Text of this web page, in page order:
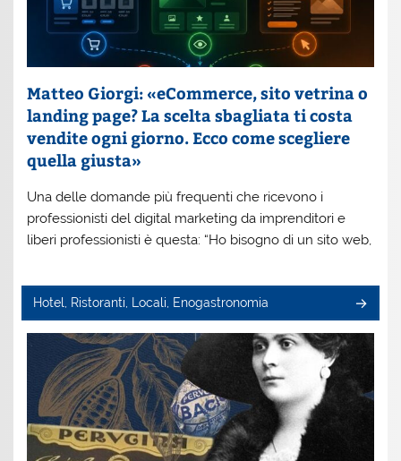
Matteo Giorgi: «eCommerce, sito vetrina o
landing page? La scelta sbagliata ti costa
vendite ogni giorno. Ecco come scegliere
quella giusta»
Una delle domande più frequenti che ricevono i
professionisti del digital marketing da imprenditori e
liberi professionisti è questa: “Ho bisogno di un sito web,
Hotel, Ristoranti, Locali, Enogastronomia